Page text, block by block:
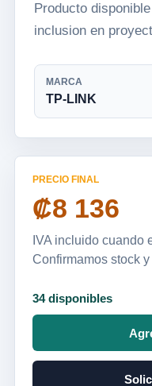
Producto
inclusion en
MARCA
TP-LINK
PRECIO FINAL
₡8 136
IVA incluido cuando
Confirmamos stock
34 disponibles